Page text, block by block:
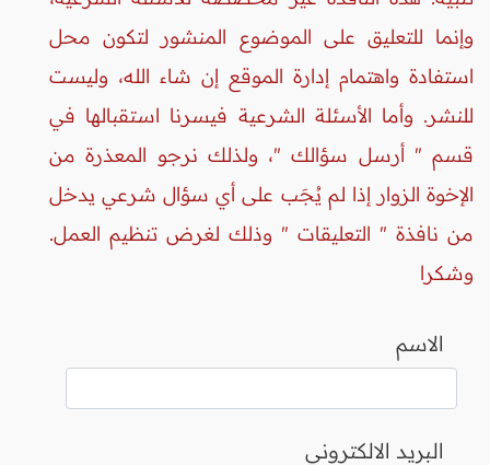
وإنما للتعليق على الموضوع المنشور لتكون محل
استفادة واهتمام إدارة الموقع إن شاء الله، وليست
للنشر. وأما الأسئلة الشرعية فيسرنا استقبالها في
قسم " أرسل سؤالك "، ولذلك نرجو المعذرة من
الإخوة الزوار إذا لم يُجَب على أي سؤال شرعي يدخل
من نافذة " التعليقات " وذلك لغرض تنظيم العمل.
وشكرا
الاسم
البريد الالكتروني